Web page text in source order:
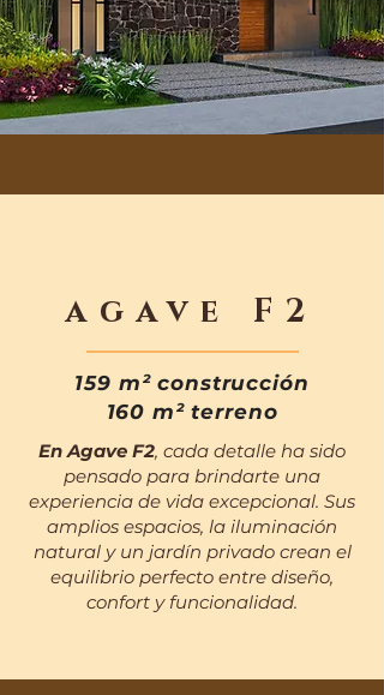
agave F2
159 m² construcción
160 m² terreno
En Agave F2, cada detalle ha sido
pensado para brindarte una
experiencia de vida excepcional. Sus
amplios espacios, la iluminación
natural y un jardín privado crean el
equilibrio perfecto entre diseño,
confort y funcionalidad.